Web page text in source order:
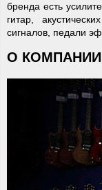
бренда есть
гитар,
сигналов, педали
О КОМПАНИИ